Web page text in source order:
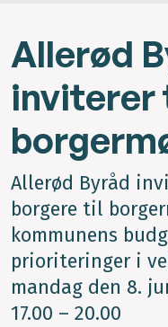
Allerød
inviterer
Allerød Byråd
borgere til
kommunens
prioriteringer i
mandag den 8.
17.00 – 20.00